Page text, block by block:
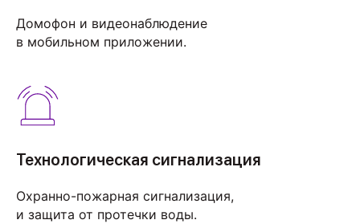
Домофон и видеонаблюдение
в мобильном приложении.
Технологическая сигнализация
Охранно-пожарная сигнализация,
и защита от протечки воды.